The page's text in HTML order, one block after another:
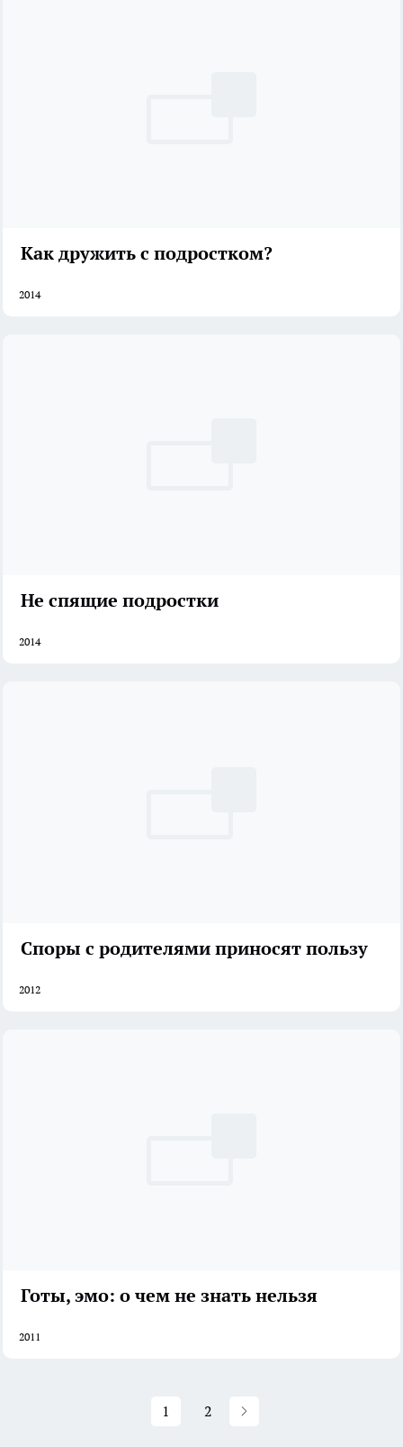
Как дружить с подростком?
2014
Не спящие подростки
2014
Споры с родителями приносят пользу
2012
Готы, эмо: о чем не знать нельзя
2011
1 2